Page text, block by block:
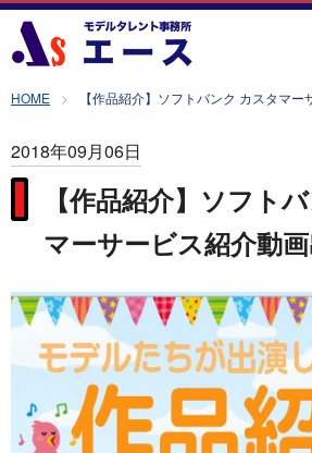
HOME 【作品紹介】ソフトバンク カスタマ
2018年09月06日
【作品紹介】ソフト
マーサービス紹介動